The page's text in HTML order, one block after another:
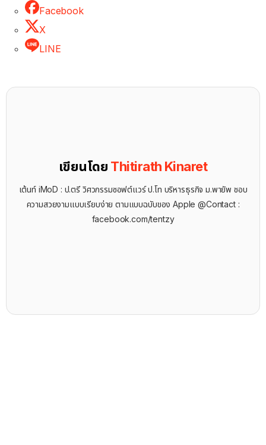
Facebook
X
LINE
เขียนโดย Thitirath Kinaret
เต้นท์ iMoD : ป.ตรี วิศวกรรมซอฟต์แวร์ ป.โท บริหารธุรกิจ ม.พายัพ ชอบ
ความสวยงามแบบเรียบง่าย ตามแบบฉบับของ Apple @Contact :
facebook.com/tentzy